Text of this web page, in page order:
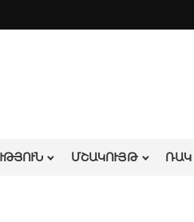
ՄՇԱԿՈՒՅԹ ՌԱԿ